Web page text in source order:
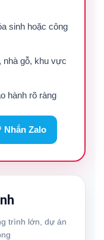
sinh hoặc công
nhà gỗ, khu vực
hành rõ ràng
Nhắn Zalo
trình lớn, dự án